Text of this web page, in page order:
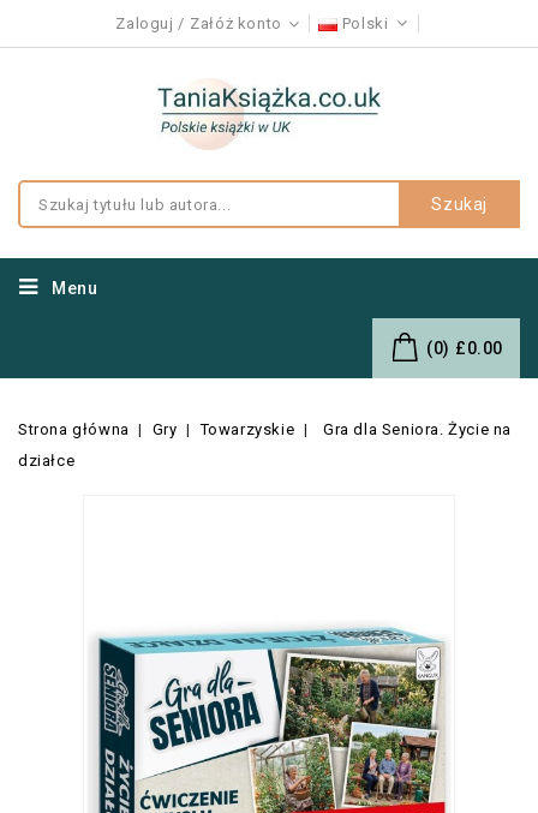
Zaloguj Załóż konto Polski
Szukaj
Menu
(0) £0.00
Strona główna Gry Towarzyskie
Gra dla Seniora. Życie na
działce